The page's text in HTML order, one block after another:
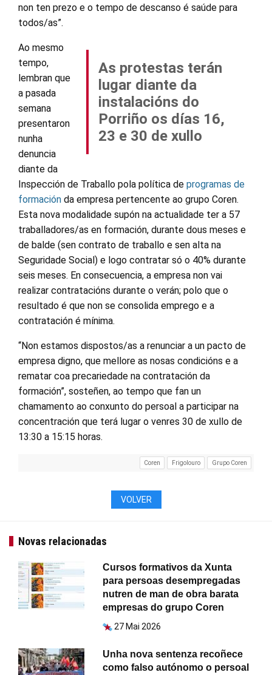
non ten prezo e o tempo de descanso é saúde para
todos/as”.
As protestas terán
lugar diante da
instalacións do
Porriño os días 16,
23 e 30 de xullo
Ao mesmo
tempo,
lembran que
a pasada
semana
presentaron
nunha
denuncia
diante da
Inspección de Traballo pola política de programas de
formación da empresa pertencente ao grupo Coren.
Esta nova modalidade supón na actualidade ter a 57
traballadores/as en formación, durante dous meses e
de balde (sen contrato de traballo e sen alta na
Seguridade Social) e logo contratar só o 40% durante
seis meses. En consecuencia, a empresa non vai
realizar contratacións durante o verán; polo que o
resultado é que non se consolida emprego e a
contratación é mínima.
“Non estamos dispostos/as a renunciar a un pacto de
empresa digno, que mellore as nosas condicións e a
rematar coa precariedade na contratación da
formación”, sosteñen, ao tempo que fan un
chamamento ao conxunto do persoal a participar na
concentración que terá lugar o venres 30 de xullo de
13:30 a 15:15 horas.
Coren Frigolouro Grupo Coren
VOLVER
Novas relacionadas
Cursos formativos da Xunta
para persoas desempregadas
nutren de man de obra barata
empresas do grupo Coren
27 Mai 2026
Unha nova sentenza recoñece
como falso autónomo o persoal